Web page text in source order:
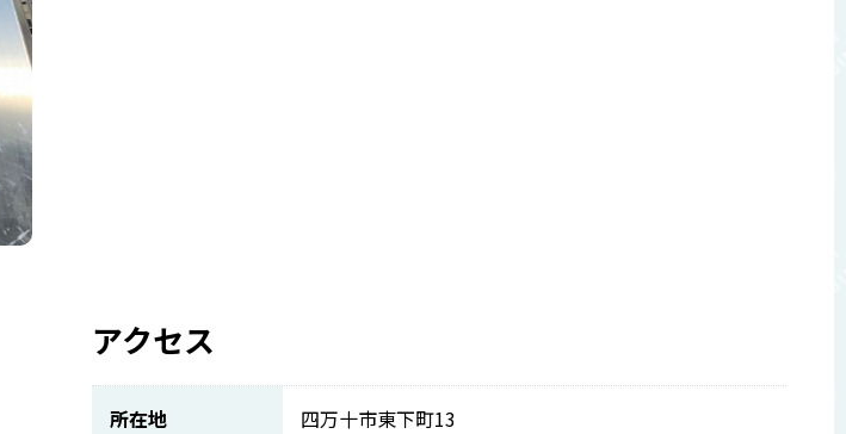
アクセス
所在地 四万十市東下町13